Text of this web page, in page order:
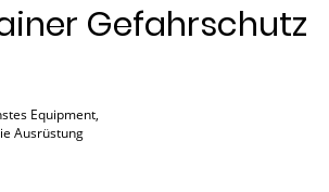
Gefahrschutz
Equipment,
Ausrüstung